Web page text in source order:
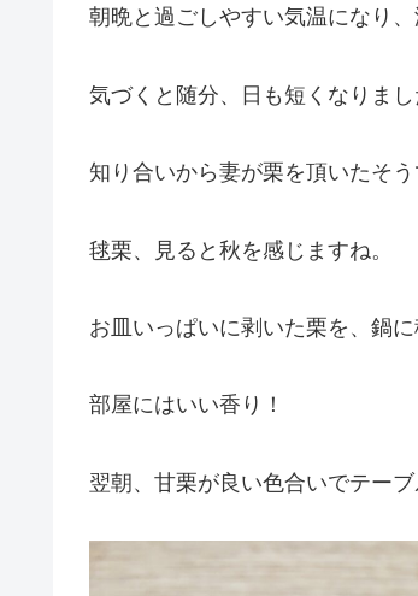
朝晩と過ごしやすい気温になり
気づくと随分、日も短くなりまし
知り合いから妻が栗を頂いたそ
毬栗、見ると秋を感じますね。
お皿いっぱいに剥いた栗を、鍋
部屋にはいい香り！
翌朝、甘栗が良い色合いでテーブ